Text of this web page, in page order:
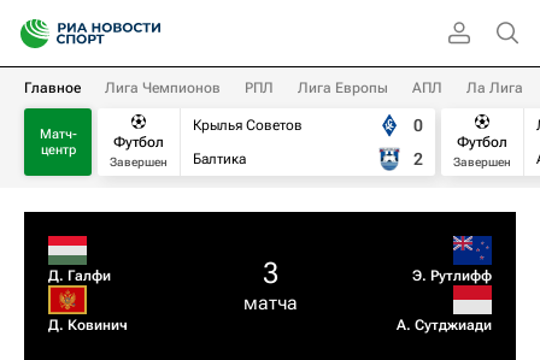
Главное Лига Чемпионов РПЛ Лига Европы АПЛ Ла Лига
Матч-
центр
Футбол
Завершен
Крылья Советов
Балтика
0
2
Футбол
Завершен
Д. Галфи
Д. Ковинич
3
матча
Э. Рутлифф
А. Сутджиади